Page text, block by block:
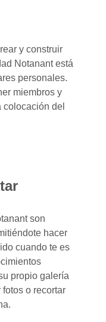
y construir
Notanant está
personales.
miembros y
colocación del
son
hacer
cuando te es
propio galería
o recortar